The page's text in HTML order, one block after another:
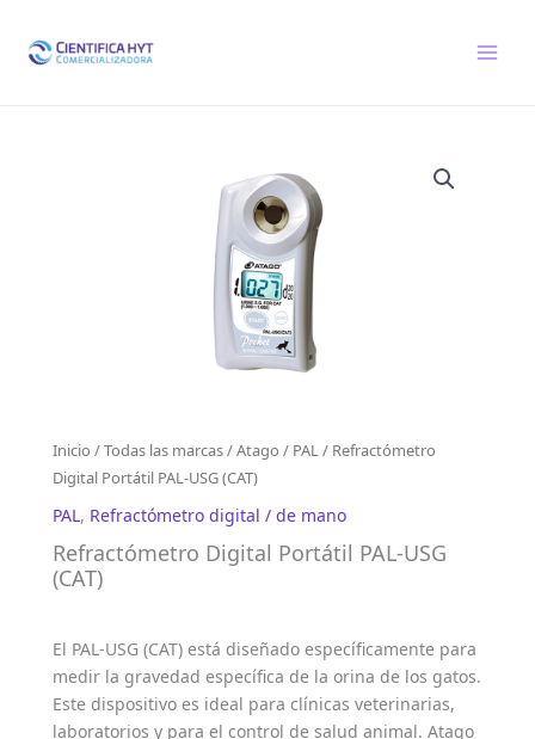
contenido
Inicio /Todas las marcas/Atago / PAL/ Refractómetro
Digital Portátil PAL-USG (CAT)
PAL, Refractómetro digital / de mano
Refractómetro Digital Portátil PAL-USG
(CAT)
El PAL-USG (CAT) está diseñado específicamente para
medir la gravedad específica de la orina de los gatos.
Este dispositivo es ideal para clínicas veterinarias,
laboratorios y para el control de salud animal. Atago